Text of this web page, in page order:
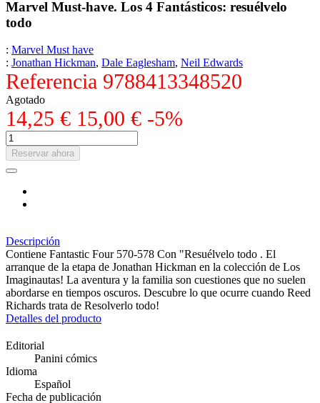
Marvel Must-have. Los 4 Fantásticos: resuélvelo
todo
: Marvel Must have
: Jonathan Hickman, Dale Eaglesham, Neil Edwards
Referencia 9788413348520
Agotado
14,25 € 15,00 € -5%
Reservar ahora
Descripción
Contiene Fantastic Four 570-578 Con "Resuélvelo todo . El
arranque de la etapa de Jonathan Hickman en la colección de Los
Imaginautas! La aventura y la familia son cuestiones que no suelen
abordarse en tiempos oscuros. Descubre lo que ocurre cuando Reed
Richards trata de Resolverlo todo!
Detalles del producto
Editorial
Panini cómics
Idioma
Español
Fecha de publicación